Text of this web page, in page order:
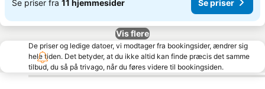
Se priser fra 11 hjemmesider Se priser
Vis flere
De priser og ledige datoer, vi modtager fra bookingsider, ændrer sig
hele tiden. Det betyder, at du ikke altid kan finde præcis det samme
tilbud, du så på trivago, når du føres videre til bookingsiden.